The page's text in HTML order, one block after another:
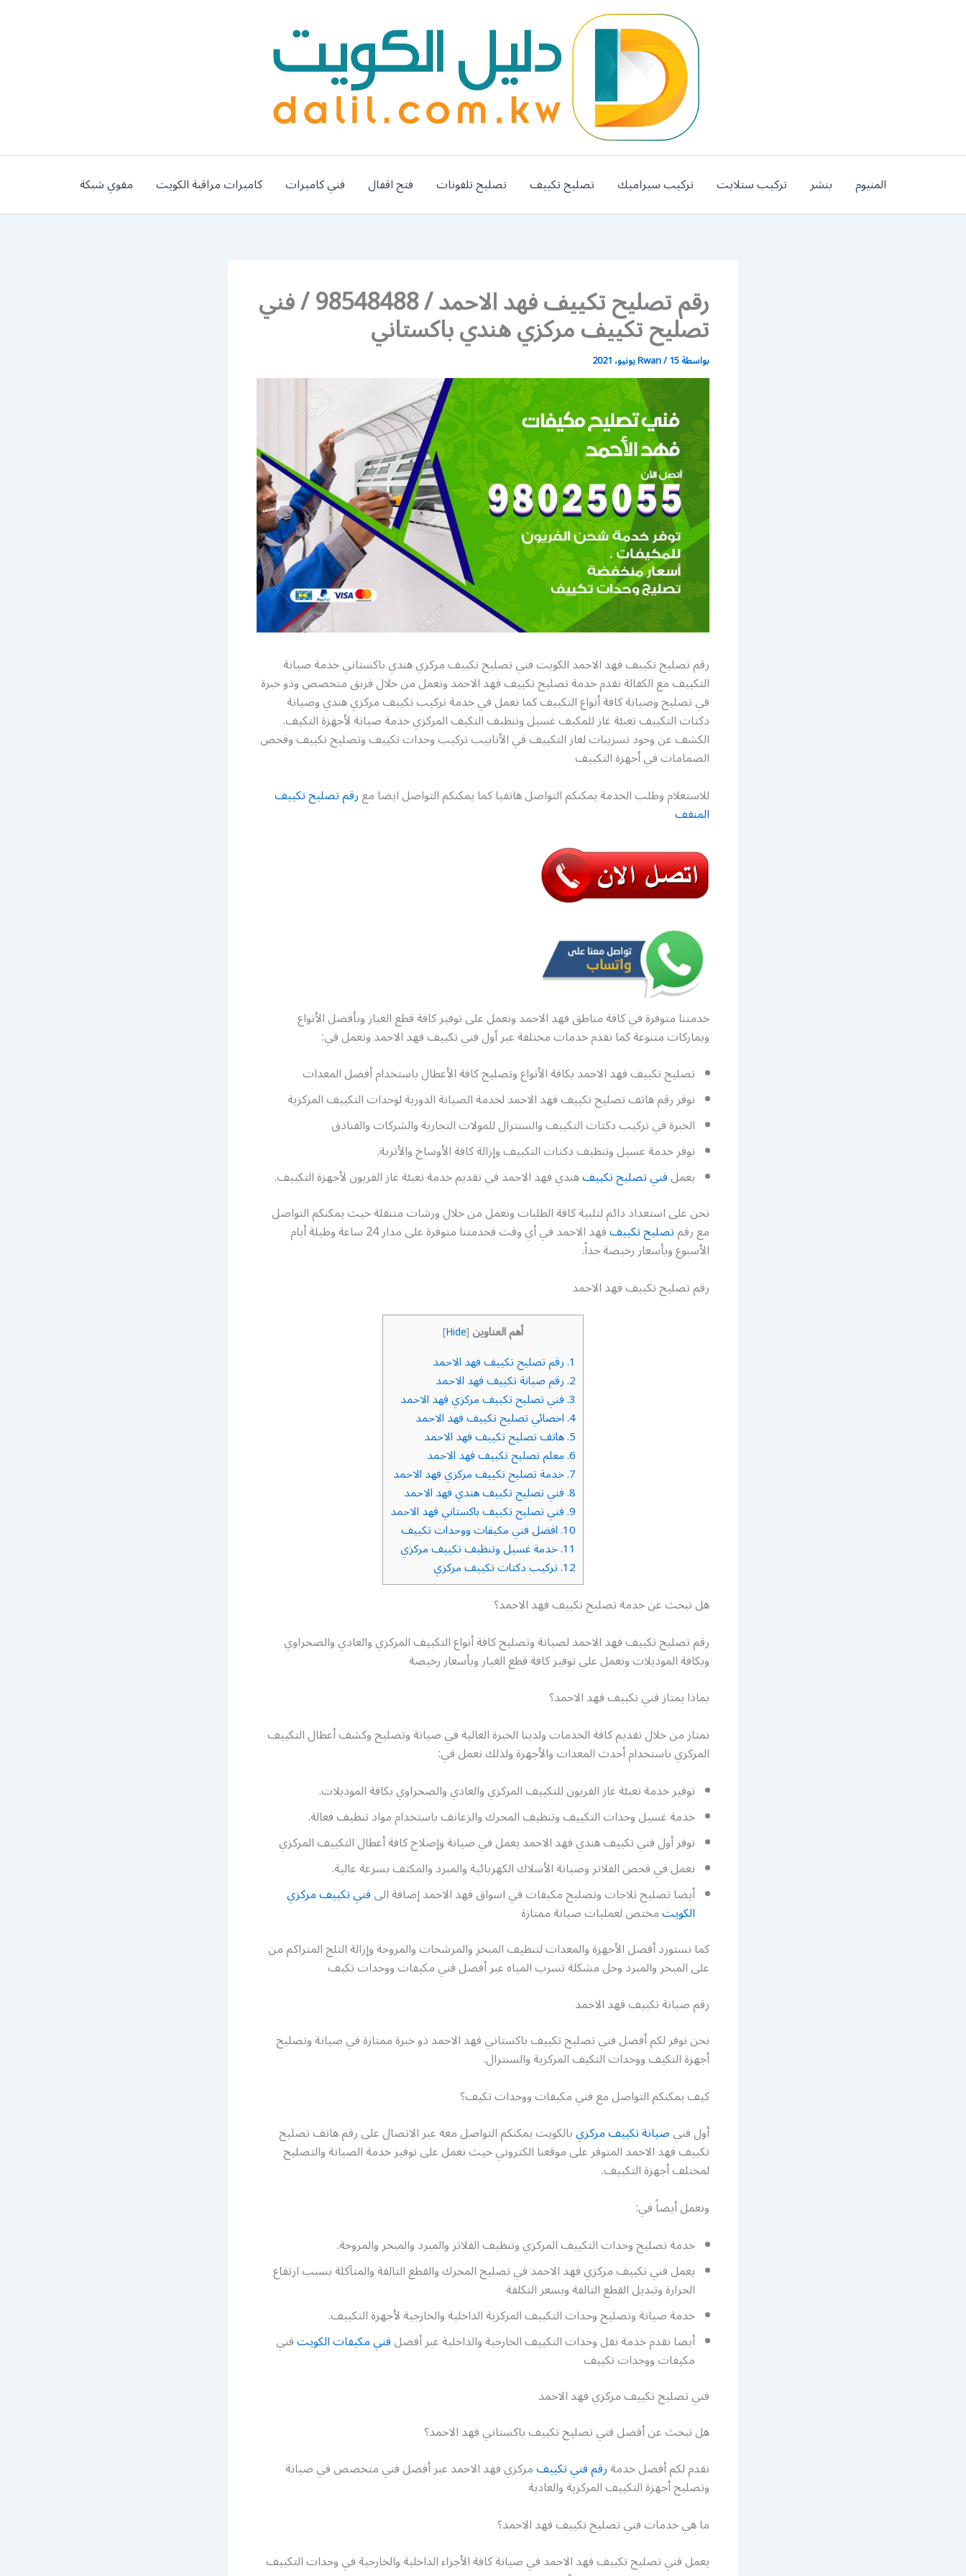
المنيوم بنشر تركيب ستلايت تركيب سيراميك تصليح تكييف تصليح تلفونات فتح اقفال فني كاميرات كاميرات مراقبة الكويت مقوي شبكة
رقم تصليح تكييف فهد الاحمد / 98548488 / فني
تصليح تكييف مركزي هندي باكستاني
بواسطة Rwan/15 يونيو، 2021
رقم تصليح تكييف فهد الاحمد الكويت فني تصليح تكييف مركزي هندي باكستاني خدمة صيانة
التكييف مع الكفالة نقدم خدمة تصليح تكييف فهد الاحمد ونعمل من خلال فريق متخصص وذو خبرة
في تصليح وصيانة كافة أنواع التكييف كما نعمل في خدمة تركيب تكييف مركزي هندي وصيانة
دكتات التكييف تعبئة غاز للمكيف غسيل وتنظيف التكيف المركزي خدمة صيانة لأجهزة التكيف.
الكشف عن وجود تسريبات لغاز التكييف في الأنابيب تركيب وحدات تكييف وتصليح تكييف وفحص
الصمامات في أجهزة التكييف
للاستعلام وطلب الخدمة يمكنكم التواصل هاتفيا كما يمكنكم التواصل ايضا معرقم تصليح تكييف
المنقف
خدمتنا متوفرة في كافة مناطق فهد الاحمد ونعمل على توفير كافة قطع الغيار وبأفضل الأنواع
وبماركات متنوعة كما نقدم خدمات مختلفة عبر أول فني تكييف فهد الاحمد ونعمل في:
تصليح تكييف فهد الاحمد بكافة الأنواع وتصليح كافة الأعطال باستخدام أفضل المعدات
نوفر رقم هاتف تصليح تكييف فهد الاحمد لخدمة الصيانة الدورية لوحدات التكييف المركزية
الخبرة في تركيب دكتات التكييف والسنترال للمولات التجارية والشركات والفنادق
نوفر خدمة غسيل وتنظيف دكتات التكييف وإزالة كافة الأوساخ والأتربة.
يعملفني تصليح تكييفهندي فهد الاحمد في تقديم خدمة تعبئة غاز الفريون لأجهزة التكييف.
نحن على استعداد دائم لتلبية كافة الطلبات ونعمل من خلال ورشات متنقلة حيث يمكنكم التواصل
مع رقمتصليح تكييف فهد الاحمد في أي وقت فخدمتنا متوفرة على مدار 24 ساعة وطيلة أيام
الأسبوع وبأسعار رخيصة جداً.
رقم تصليح تكييف فهد الاحمد
أهم العناوين [
Hide
]
1. رقم تصليح تكييف فهد الاحمد
2. رقم صيانة تكييف فهد الاحمد
3. فني تصليح تكييف مركزي فهد الاحمد
4. اخصائي تصليح تكييف فهد الاحمد
5. هاتف تصليح تكييف فهد الاحمد
6. معلم تصليح تكييف فهد الاحمد
7. خدمة تصليح تكييف مركزي فهد الاحمد
8. فني تصليح تكييف هندي فهد الاحمد
9. فني تصليح تكييف باكستاني فهد الاحمد
10. افضل فني مكيفات ووحدات تكييف
11. خدمة غسيل وتنظيف تكييف مركزي
12. تركيب دكتات تكييف مركزي
هل تبحث عن خدمة تصليح تكييف فهد الاحمد؟
رقم تصليح تكييف فهد الاحمد لصيانة وتصليح كافة أنواع التكييف المركزي والعادي والصحراوي
وبكافة الموديلات ونعمل على توفير كافة قطع الغيار وبأسعار رخيصة
بماذا يمتاز فني تكييف فهد الاحمد؟
نمتاز من خلال تقديم كافة الخدمات ولدينا الخبرة العالية في صيانة وتصليح وكشف أعطال التكييف
المركزي باستخدام أحدث المعدات والأجهزة ولذلك نعمل في:
توفير خدمة تعبئة غاز الفريون للتكييف المركزي والعادي والصحراوي بكافة الموديلات.
خدمة غسيل وحدات التكييف وتنظيف المحرك والزعانف باستخدام مواد تنظيف فعالة.
نوفر أول فني تكييف هندي فهد الاحمد يعمل في صيانة وإصلاح كافة أعطال التكييف المركزي
نعمل في فحص الفلاتر وصيانة الأسلاك الكهربائية والمبرد والمكثف بسرعة عالية.
أيضا تصليح ثلاجات وتصليح مكيفات في اسواق فهد الاحمد إضافة الىفني تكييف مركزي
الكويتمختص لعمليات صيانة ممتازة
كما نستورد أفضل الأجهزة والمعدات لتنظيف المبخر والمرشحات والمروحة وإزالة الثلج المتراكم من
على المبخر والمبرد وحل مشكلة تسرب المياه عبر أفضل فني مكيفات ووحدات تكيف
رقم صيانة تكييف فهد الاحمد
نحن نوفر لكم أفضل فني تصليح تكييف باكستاني فهد الاحمد ذو خبرة ممتازة في صيانة وتصليح
أجهزة التكيف ووحدات التكيف المركزية والسنترال.
كيف يمكنكم التواصل مع فني مكيفات ووحدات تكيف؟
أول فنيصيانة تكييف مركزيبالكويت يمكنكم التواصل معه عبر الاتصال على رقم هاتف تصليح
تكييف فهد الاحمد المتوفر على موقعنا الكتروني حيث نعمل على توفير خدمة الصيانة والتصليح
لمختلف أجهزة التكييف.
ونعمل أيضاً في:
خدمة تصليح وحدات التكييف المركزي وتنظيف الفلاتر والمبرد والمبخر والمروحة.
يعمل فني تكييف مركزي فهد الاحمد في تصليح المحرك والقطع التالفة والمتآكلة بسبب ارتفاع
الحرارة وتبديل القطع التالفة وبسعر التكلفة
خدمة صيانة وتصليح وحدات التكييف المركزية الداخلية والخارجية لأجهزة التكييف.
أيضا نقدم خدمة نقل وحدات التكييف الخارجية والداخلية عبر أفضلفني مكيفات الكويتفني
مكيفات ووحدات تكييف
فني تصليح تكييف مركزي فهد الاحمد
هل تبحث عن أفضل فني تصليح تكييف باكستاني فهد الاحمد؟
نقدم لكم أفضل خدمةرقم فني تكييفمركزي فهد الاحمد عبر أفضل فني متخصص في صيانة
وتصليح أجهزة التكييف المركزية والعادية
ما هي خدمات فني تصليح تكييف فهد الاحمد؟
يعمل فني تصليح تكييف فهد الاحمد في صيانة كافة الأجزاء الداخلية والخارجية في وحدات التكييف